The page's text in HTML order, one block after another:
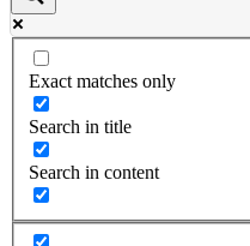
Exact matches only
Search in title
Search in content